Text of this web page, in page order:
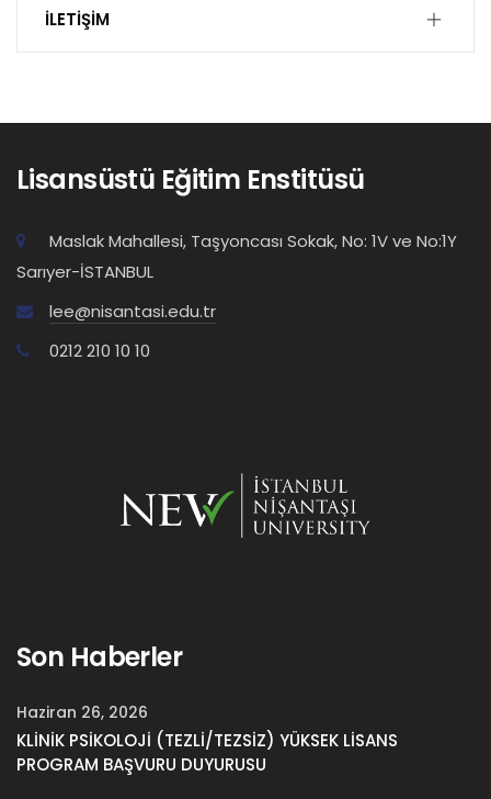
İLETİŞİM
lee@nisantasi.edu.tr
oidb_nu@nisantasi.edu.tr
Lisansüstü Eğitim Enstitüsü
Maslak Mahallesi, Taşyoncası Sokak, No: 1V ve No:1Y
Sarıyer-İSTANBUL
lee@nisantasi.edu.tr
0212 210 10 10
Son Haberler
Haziran 26, 2026
KLİNİK PSİKOLOJİ (TEZLİ/TEZSİZ) YÜKSEK LİSANS
PROGRAM BAŞVURU DUYURUSU